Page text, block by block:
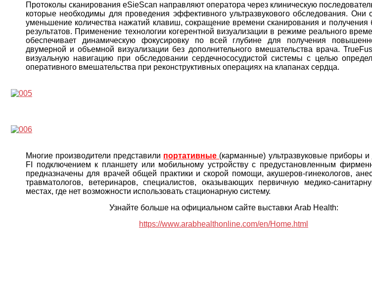
Протоколы сканирования eSieScan направляют оператора через клиническую
которые необходимы для проведения эффективного ультразвукового обследования. Они
уменьшение количества нажатий клавиш, сокращение времени сканирования и получения
результатов. Применение технологии когерентной визуализации в режиме реального
обеспечивает динамическую фокусировку по всей глубине для получения
двумерной и объемной визуализации без дополнительного вмешательства врача.
визуальную навигацию при обследовании сердечнососудистой системы с целью
оперативного вмешательства при реконструктивных операциях на клапанах сердца.
Многие производители представили портативные (карманные) ультразвуковые приборы и
FI подключением к планшету или мобильному устройству с предустановленным
предназначены для врачей общей практики и скорой помощи, акушеров-гинекологов,
травматологов, ветеринаров, специалистов, оказывающих первичную медико-
местах, где нет возможности использовать стационарную систему.
Узнайте больше на официальном сайте выставки Arab Health:
https://www.arabhealthonline.com/en/Home.html